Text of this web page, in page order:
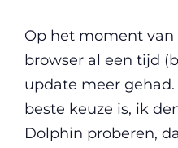
Op het moment
browser al een tijd
update meer
beste keuze is, ik
Dolphin proberen,